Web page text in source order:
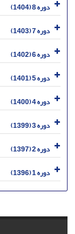
دوره 8 (1404)
دوره 7 (1403)
دوره 6 (1402)
دوره 5 (1401)
دوره 4 (1400)
دوره 3 (1399)
دوره 2 (1397)
دوره 1 (1396)